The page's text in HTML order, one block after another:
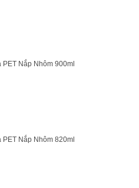
PET Nắp Nhôm 900ml
PET Nắp Nhôm 820ml